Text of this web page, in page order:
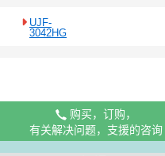
UJF-
3042HG
购买，订购，
有关解决问题，支援的咨询